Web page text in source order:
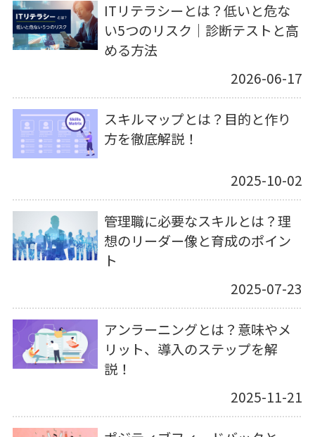
ITリテラシーとは？低いと危な
い5つのリスク｜診断テストと高
める方法
2026-06-17
スキルマップとは？目的と作り
方を徹底解説！
2025-10-02
管理職に必要なスキルとは？理
想のリーダー像と育成のポイン
ト
2025-07-23
アンラーニングとは？意味やメ
リット、導入のステップを解
説！
2025-11-21